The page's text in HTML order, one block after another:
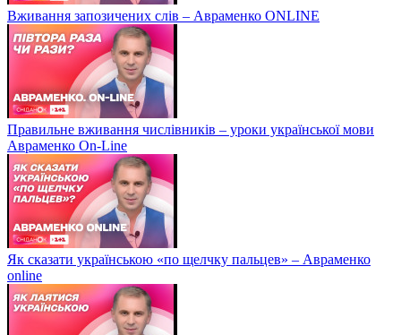
Вживання запозичених слів – Авраменко ONLINE
Правильне вживання числівників – уроки української мови
Авраменко On-Line
Як сказати українською «по щелчку пальцев» – Авраменко
online